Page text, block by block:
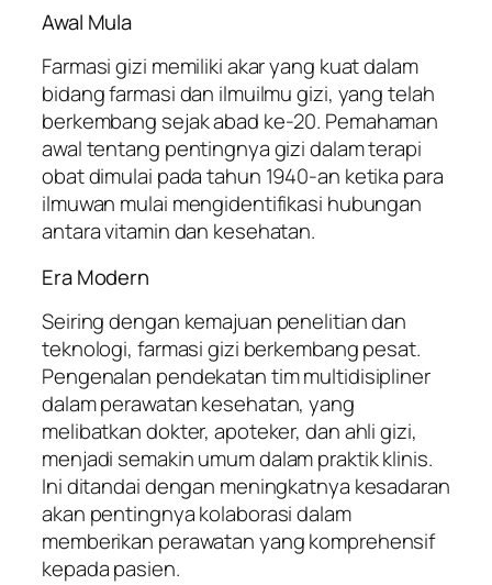
Awal Mula
Farmasi gizi memiliki akar yang kuat dalam
bidang farmasi dan ilmuilmu gizi, yang telah
berkembang sejak abad ke-20. Pemahaman
awal tentang pentingnya gizi dalam terapi
obat dimulai pada tahun 1940-an ketika para
ilmuwan mulai mengidentifikasi hubungan
antara vitamin dan kesehatan.
Era Modern
Seiring dengan kemajuan penelitian dan
teknologi, farmasi gizi berkembang pesat.
Pengenalan pendekatan tim multidisipliner
dalam perawatan kesehatan, yang
melibatkan dokter, apoteker, dan ahli gizi,
menjadi semakin umum dalam praktik klinis.
Ini ditandai dengan meningkatnya kesadaran
akan pentingnya kolaborasi dalam
memberikan perawatan yang komprehensif
kepada pasien.